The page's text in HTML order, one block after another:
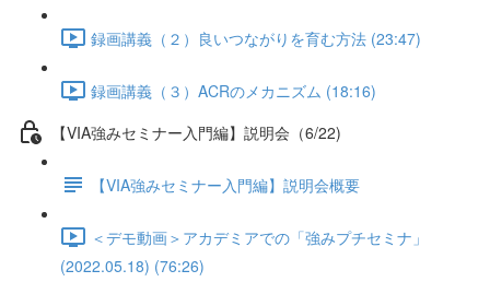
録画講義（２）良いつながりを育む方法 (23:47)
録画講義（３）ACRのメカニズム (18:16)
【VIA強みセミナー入門編】説明会（6/22)
【VIA強みセミナー入門編】説明会概要
＜デモ動画＞アカデミアでの「強みプチセミナ」
(2022.05.18) (76:26)